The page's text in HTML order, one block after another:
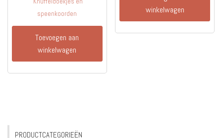
speenkoorden
Toevoegen aan
winkelwagen
winkelwagen
PRODUCTCATEGORIEËN